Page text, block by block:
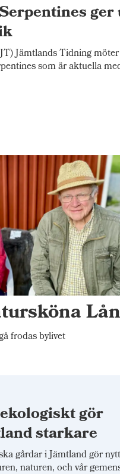
ger
Jämtlands Tidning
som är aktuella
frodas bylivet
gör
starkare
gårdar i Jämtland gör
naturen, och vår